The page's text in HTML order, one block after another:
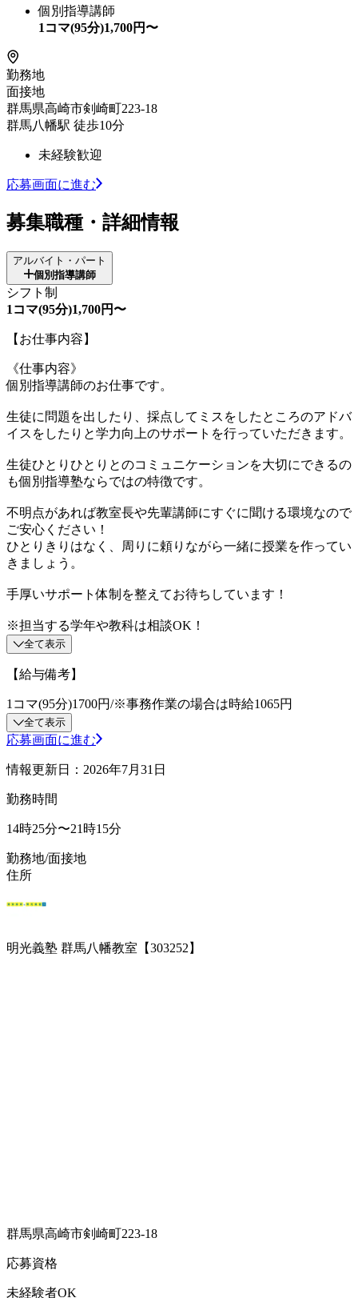
個別指導講師
1コマ(95分)1,700円〜
勤務地
面接地
群馬県高崎市剣崎町223-18
群馬八幡駅 徒歩10分
未経験歓迎
応募画面に進む
募集職種・詳細情報
アルバイト・パート
個別指導講師
シフト制
1コマ(95分)1,700円〜
【お仕事内容】
《仕事内容》
個別指導講師のお仕事です。
生徒に問題を出したり、採点してミスをしたところのアドバ
イスをしたりと学力向上のサポートを行っていただきます。
生徒ひとりひとりとのコミュニケーションを大切にできるの
も個別指導塾ならではの特徴です。
不明点があれば教室長や先輩講師にすぐに聞ける環境なので
ご安心ください！
ひとりきりはなく、周りに頼りながら一緒に授業を作ってい
きましょう。
手厚いサポート体制を整えてお待ちしています！
※担当する学年や教科は相談OK！
全て表示
【給与備考】
1コマ(95分)1700円/※事務作業の場合は時給1065円
全て表示
応募画面に進む
情報更新日：2026年7月31日
勤務時間
14時25分〜21時15分
勤務地/面接地
住所
明光義塾 群馬八幡教室【303252】
群馬県高崎市剣崎町223-18
応募資格
未経験者OK